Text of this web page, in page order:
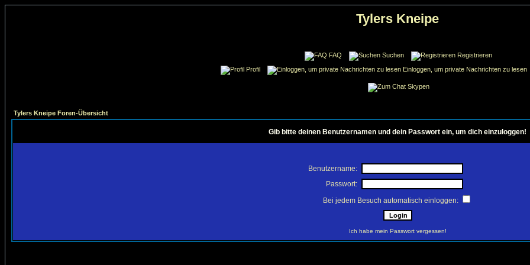
Tylers Kneipe
FAQ Suchen
Registrieren
Profil
Einloggen, um private Nachrichten zu lesen
Skypen
Tylers Kneipe Foren-Übersicht
Gib bitte deinen Benutzernamen und dein Passwort ein, um dich einzuloggen!
Benutzername:
Passwort:
Bei jedem Besuch automatisch einloggen:
Ich habe mein Passwort vergessen!